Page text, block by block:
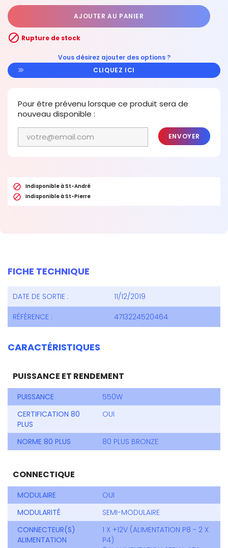
AJOUTER AU PANIER
 Rupture de stock
Vous désirez ajouter des options ?
CLIQUEZ ICI
Pour être prévenu lorsque ce produit sera de
nouveau disponible :
ENVOYER
 Indisponible à St-André
 Indisponible à St-Pierre
FICHE TECHNIQUE
DATE DE SORTIE :
11/12/2019
RÉFÉRENCE :
4713224520464
CARACTÉRISTIQUES
PUISSANCE ET RENDEMENT
PUISSANCE
550W
CERTIFICATION 80
PLUS
OUI
NORME 80 PLUS 80 PLUS BRONZE
CONNECTIQUE
MODULAIRE
OUI
MODULARITÉ
SEMI-MODULAIRE
CONNECTEUR(S)
ALIMENTATION
1 X +12V (ALIMENTATION P8 - 2 X
P4)